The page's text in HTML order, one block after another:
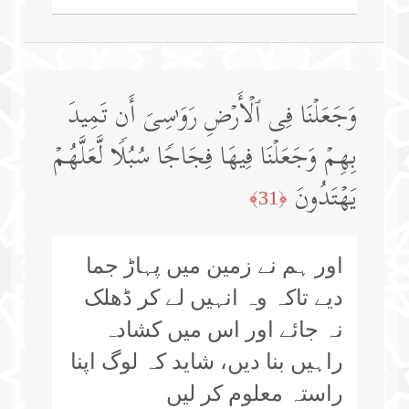
وَجَعَلۡنَا فِی ٱلۡأَرۡضِ رَوَ ٰ⁠سِیَ أَن تَمِیدَ
بِهِمۡ وَجَعَلۡنَا فِیهَا فِجَاجࣰا سُبُلࣰا لَّعَلَّهُمۡ
یَهۡتَدُونَ ﴿31﴾
اور ہم نے زمین میں پہاڑ جما
دیے تاکہ وہ انہیں لے کر ڈھلک
نہ جائے اور اس میں کشادہ
راہیں بنا دیں، شاید کہ لوگ اپنا
راستہ معلوم کر لیں